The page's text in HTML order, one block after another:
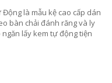
Động là mẫu kệ cao cấp dán
bàn chải đánh răng và ly
lấy kem tự động tiện